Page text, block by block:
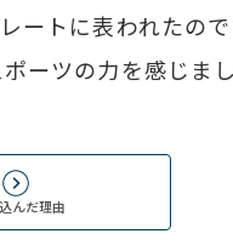
ートに表われたの
ーツの力を感じまし
んだ理由